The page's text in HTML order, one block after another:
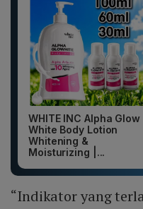
WHITE INC Alpha Glow
White Body Lotion
Whitening &
Moisturizing |...
“Indikator yang